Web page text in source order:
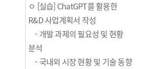
ㅇ [실습] ChatGPT를 활용한
R&D 사업계획서 작성
- 개발 과제의 필요성 및 현황
분석
-국내외 시장 현황 및 기술 동향